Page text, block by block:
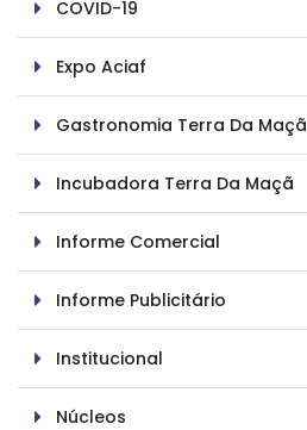
COVID-19
Expo Aciaf
Gastronomia Terra Da Maçã
Incubadora Terra Da Maçã
Informe Comercial
Informe Publicitário
Institucional
Núcleos